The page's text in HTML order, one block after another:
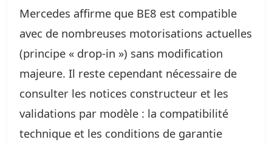
Mercedes affirme que BE8 est compatible
avec de nombreuses motorisations actuelles
(principe « drop‑in ») sans modification
majeure. Il reste cependant nécessaire de
consulter les notices constructeur et les
validations par modèle : la compatibilité
technique et les conditions de garantie